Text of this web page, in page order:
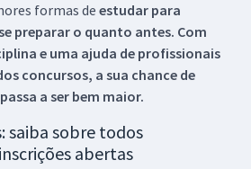
formas de estudar para
preparar o quanto antes. Com
e uma ajuda de profissionais
concursos, a sua chance de
a ser bem maior.
saiba sobre todos
abertas